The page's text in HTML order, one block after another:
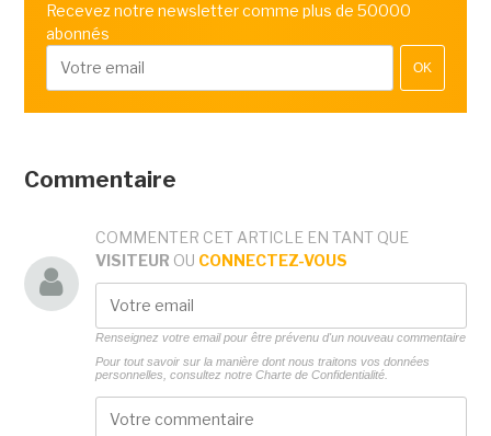
Recevez notre newsletter comme plus de 50000
abonnés
OK
Commentaire
COMMENTER CET ARTICLE EN TANT QUE
VISITEUR OU CONNECTEZ-VOUS
Renseignez votre email pour être prévenu d'un nouveau commentaire
Pour tout savoir sur la manière dont nous traitons vos données
personnelles, consultez notre Charte de Confidentialité.